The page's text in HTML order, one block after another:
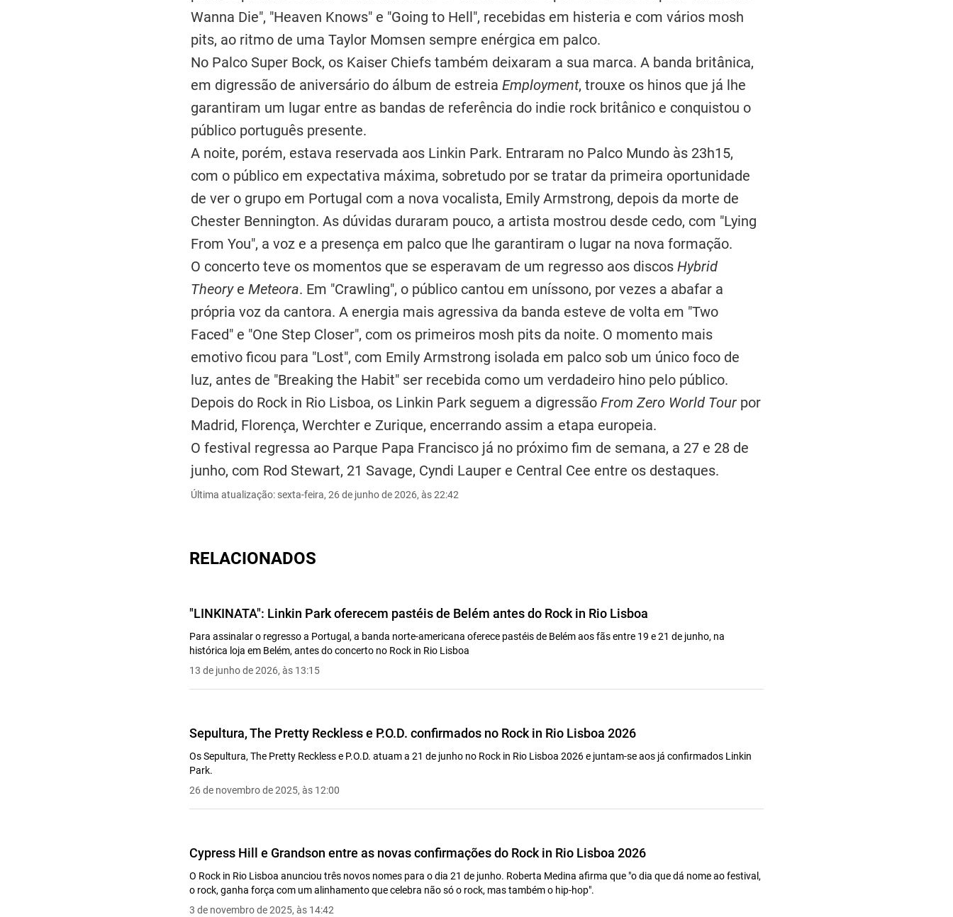
Wanna Die", "Heaven Knows" e "Going to Hell", recebidas em histeria e com vários mosh
pits, ao ritmo de uma Taylor Momsen sempre enérgica em palco.
No Palco Super Bock, os Kaiser Chiefs também deixaram a sua marca. A banda britânica,
em digressão de aniversário do álbum de estreiaEmployment, trouxe os hinos que já lhe
garantiram um lugar entre as bandas de referência do indie rock britânico e conquistou o
público português presente.
A noite, porém, estava reservada aos Linkin Park. Entraram no Palco Mundo às 23h15,
com o público em expectativa máxima, sobretudo por se tratar da primeira oportunidade
de ver o grupo em Portugal com a nova vocalista, Emily Armstrong, depois da morte de
Chester Bennington. As dúvidas duraram pouco, a artista mostrou desde cedo, com "Lying
From You", a voz e a presença em palco que lhe garantiram o lugar na nova formação.
O concerto teve os momentos que se esperavam de um regresso aos discosHybrid
TheoryeMeteora. Em "Crawling", o público cantou em uníssono, por vezes a abafar a
própria voz da cantora. A energia mais agressiva da banda esteve de volta em "Two
Faced" e "One Step Closer", com os primeiros mosh pits da noite. O momento mais
emotivo ficou para "Lost", com Emily Armstrong isolada em palco sob um único foco de
luz, antes de "Breaking the Habit" ser recebida como um verdadeiro hino pelo público.
Depois do Rock in Rio Lisboa, os Linkin Park seguem a digressãoFrom Zero World Tour por
Madrid, Florença, Werchter e Zurique, encerrando assim a etapa europeia.
O festival regressa ao Parque Papa Francisco já no próximo fim de semana, a 27 e 28 de
junho, com Rod Stewart, 21 Savage, Cyndi Lauper e Central Cee entre os destaques.
Última atualização: sexta-feira, 26 de junho de 2026, às 22:42
RELACIONADOS
"LINKINATA": Linkin Park oferecem pastéis de Belém antes do Rock in Rio Lisboa
Para assinalar o regresso a Portugal, a banda norte-americana oferece pastéis de Belém aos fãs entre 19 e 21 de junho, na
histórica loja em Belém, antes do concerto no Rock in Rio Lisboa
13 de junho de 2026, às 13:15
Sepultura, The Pretty Reckless e P.O.D. confirmados no Rock in Rio Lisboa 2026
Os Sepultura, The Pretty Reckless e P.O.D. atuam a 21 de junho no Rock in Rio Lisboa 2026 e juntam-se aos já confirmados Linkin
Park.
26 de novembro de 2025, às 12:00
Cypress Hill e Grandson entre as novas confirmações do Rock in Rio Lisboa 2026
O Rock in Rio Lisboa anunciou três novos nomes para o dia 21 de junho. Roberta Medina afirma que "o dia que dá nome ao festival,
o rock, ganha força com um alinhamento que celebra não só o rock, mas também o hip-hop".
3 de novembro de 2025, às 14:42